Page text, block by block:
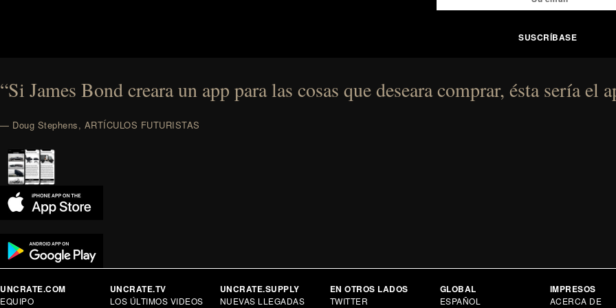
“Si James Bond creara un app para las cosas que deseara comprar, ésta sería el
— Doug Stephens, ARTÍCULOS FUTURISTAS
UNCRATE.COM
EQUIPO
UNCRATE.TV
LOS ÚLTIMOS VIDEOS
UNCRATE.SUPPLY
NUEVAS LLEGADAS
EN OTROS LADOS
TWITTER
GLOBAL
ESPAÑOL
IMPRESOS
ACERCA DE